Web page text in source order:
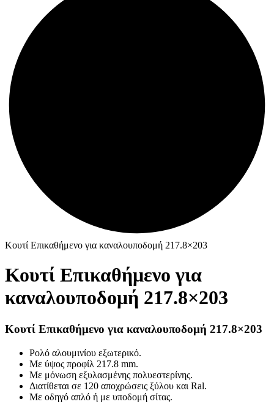
Κουτί Επικαθήμενο για καναλουποδομή 217.8×203
Κουτί Επικαθήμενο για
καναλουποδομή 217.8×203
Κουτί Επικαθήμενο για καναλουποδομή 217.8×203
Ρολό αλουμινίου εξωτερικό.
Με ύψος προφίλ 217.8 mm.
Με μόνωση εξυλασμένης πολυεστερίνης.
Διατίθεται σε 120 αποχρώσεις ξύλου και Ral.
Με οδηγό απλό ή με υποδομή σίτας.